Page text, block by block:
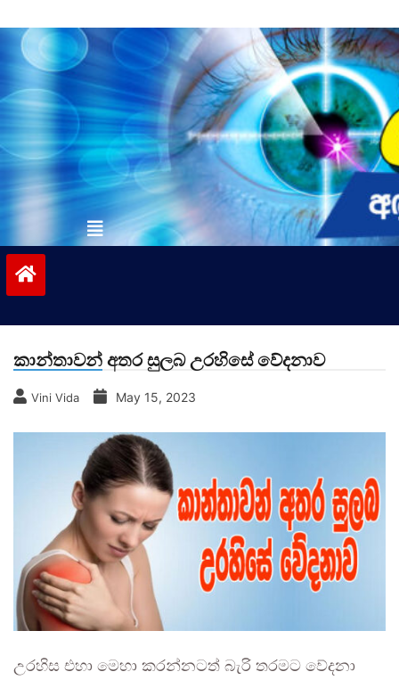
to
contentvinivida.lk
කාන්තාවන් අතර සුලබ උරහිසේ වේදනාව
Vini Vida May 15, 2023
උරහිස එහා මෙහා කරන්නටත් බැරි තරමට වේදනා